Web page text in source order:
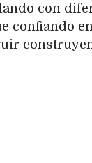
con
confiando